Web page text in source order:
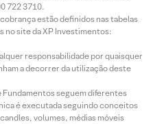
722 3710.
estão definidos nas tabelas
no site da XP Investimentos:
responsabilidade por quaisquer
a decorrer da utilização deste
Fundamentos seguem diferentes
é executada seguindo conceitos
volumes, médias móveis